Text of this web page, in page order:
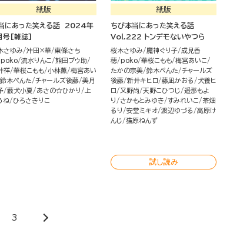
紙版
にあった笑える話 2024年
号[雑誌]
さゆみ 沖田×華 東條さち
poko 流水りんこ
熊田プウ助
祥 華桜こもも 小林薫 梅宮あい
鈴木ぺんた チャールズ後藤 美月
藪犬小夏 あさの☆ひかり
上
ね ひろさきりこ
紙版
ちび本当にあった笑える話
Vol.222 トンデモないやつら
桜木さゆみ 魔神ぐり子 成見香
穂
poko 華桜こもも 梅宮あいこ
たかの宗美 鈴木ぺんた
チャールズ
後藤 新井キヒロ 藤凪かおる
犬養ヒ
ロ
又野尚 天野こひつじ
遥那もよ
り
さかもとみゆき すみれいこ
茶畑
るり
安堂ミキオ 渡辺ゆづる
高原け
んじ
猫原ねんず
試し読み
3